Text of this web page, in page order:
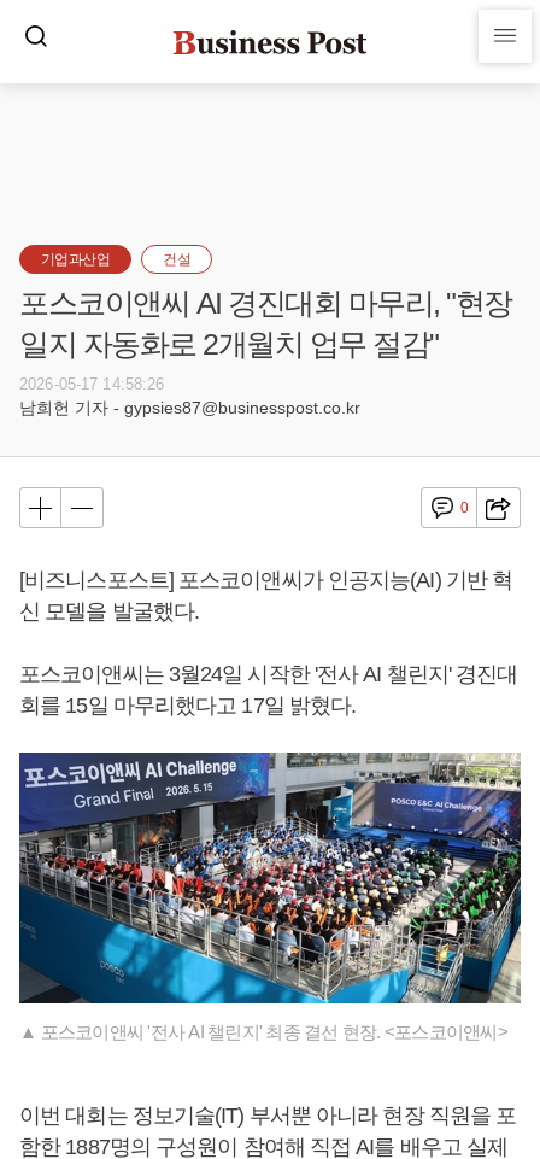
기업과산업 건설
포스코이앤씨 AI 경진대회 마무리, "현장
일지 자동화로 2개월치 업무 절감"
2026-05-17 14:58:26
남희헌 기자 - gypsies87@businesspost.co.kr
0
[비즈니스포스트] 포스코이앤씨가 인공지능(AI) 기반 혁
신 모델을 발굴했다.
포스코이앤씨는 3월24일 시작한 '전사 AI 챌린지' 경진대
회를 15일 마무리했다고 17일 밝혔다.
▲ 포스코이앤씨 '전사 AI 챌린지' 최종 결선 현장. <포스코이앤씨>
이번 대회는 정보기술(IT) 부서뿐 아니라 현장 직원을 포
함한 1887명의 구성원이 참여해 직접 AI를 배우고 실제